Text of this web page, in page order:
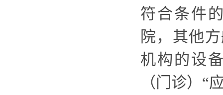
符合条件
院，其他
机构的设
（门诊） “